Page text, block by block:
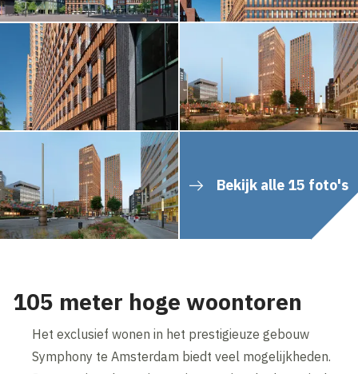
Bekijk alle 15 foto's
105 meter hoge woontoren
Het exclusief wonen in het prestigieuze gebouw
Symphony te Amsterdam biedt veel mogelijkheden.